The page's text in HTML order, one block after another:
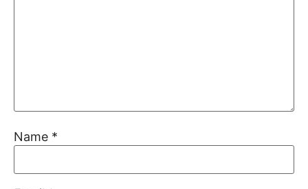
Name *